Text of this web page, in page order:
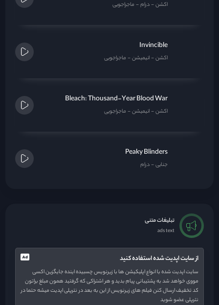
اکشن درام ماجراجویی
Invincible
اکشن انیمیشن ماجراجویی
Bleach: Thousand-Year Blood War
اکشن انیمیشن ماجراجویی
Peaky Blinders
جنایی درام
تبلیغات متنی
ads text
از سایت اپدیت شده استفاده کنید
سایت اپدیت شده با انواع اپلیکیشن ها با زیرنویس چسبیده اینده جایگزین اکسی
مووی خواهد شد به پشتیبانی پیام بدید و هر اشتراکی که گرفتید همون مبلغ براتون
کد تخفیف ارسال کنن فیلم های زیرنویس از این به بعد در نترپلی اپدیت میشه حتما در
نترپلی عضو شوید